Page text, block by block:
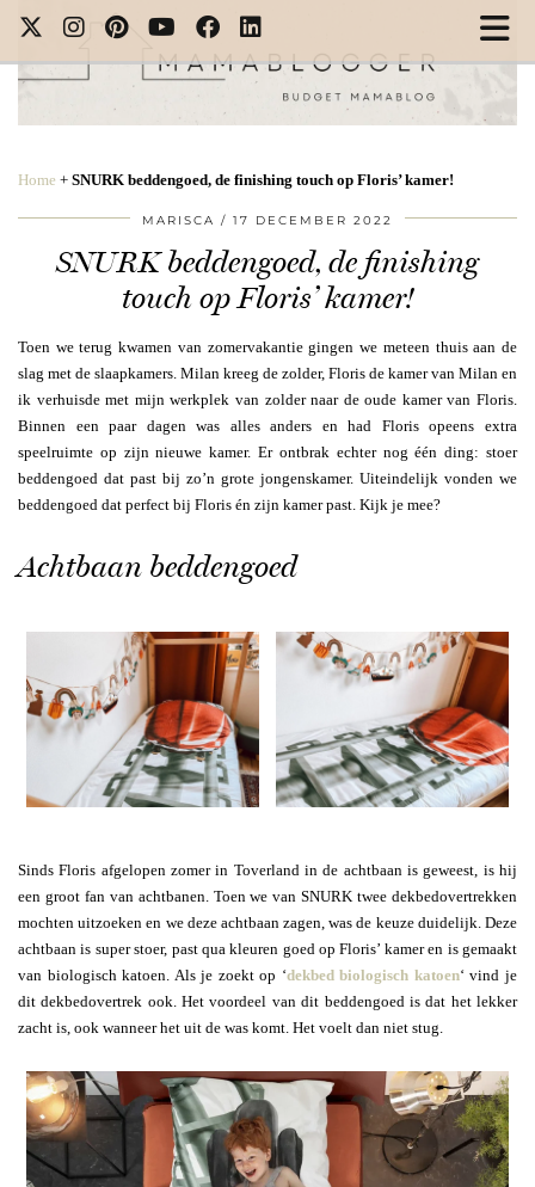
Home + SNURK beddengoed, de finishing touch op Floris’ kamer!
MARISCA 17 DECEMBER 2022
SNURK beddengoed, de finishing
touch op Floris’ kamer!
Toen we terug kwamen van zomervakantie gingen we meteen thuis aan de
slag met de slaapkamers. Milan kreeg de zolder, Floris de kamer van Milan en
ik verhuisde met mijn werkplek van zolder naar de oude kamer van Floris.
Binnen een paar dagen was alles anders en had Floris opeens extra
speelruimte op zijn nieuwe kamer. Er ontbrak echter nog één ding: stoer
beddengoed dat past bij zo’n grote jongenskamer. Uiteindelijk vonden we
beddengoed dat perfect bij Floris én zijn kamer past. Kijk je mee?
Achtbaan beddengoed
Sinds Floris afgelopen zomer in Toverland in de achtbaan is geweest, is hij
een groot fan van achtbanen. Toen we van SNURK twee dekbedovertrekken
mochten uitzoeken en we deze achtbaan zagen, was de keuze duidelijk. Deze
achtbaan is super stoer, past qua kleuren goed op Floris’ kamer en is gemaakt
van biologisch katoen. Als je zoekt op ‘dekbed biologisch katoen‘ vind je
dit dekbedovertrek ook. Het voordeel van dit beddengoed is dat het lekker
zacht is, ook wanneer het uit de was komt. Het voelt dan niet stug.